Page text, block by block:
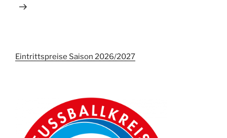
Eintrittspreise Saison 2026/2027